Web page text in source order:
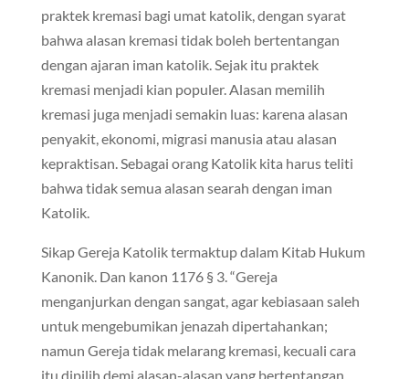
praktek kremasi bagi umat katolik, dengan syarat
bahwa alasan kremasi tidak boleh bertentangan
dengan ajaran iman katolik. Sejak itu praktek
kremasi menjadi kian populer. Alasan memilih
kremasi juga menjadi semakin luas: karena alasan
penyakit, ekonomi, migrasi manusia atau alasan
kepraktisan. Sebagai orang Katolik kita harus teliti
bahwa tidak semua alasan searah dengan iman
Katolik.
Sikap Gereja Katolik termaktup dalam Kitab Hukum
Kanonik. Dan kanon 1176 § 3. “Gereja
menganjurkan dengan sangat, agar kebiasaan saleh
untuk mengebumikan jenazah dipertahankan;
namun Gereja tidak melarang kremasi, kecuali cara
itu dipilih demi alasan-alasan yang bertentangan